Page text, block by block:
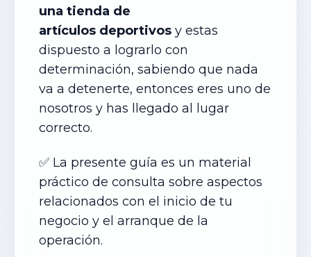
una tienda de
artículos deportivos y estas
dispuesto a lograrlo con
determinación, sabiendo que nada
va a detenerte, entonces eres uno de
nosotros y has llegado al lugar
correcto.
✅ La presente guía es un material
práctico de consulta sobre aspectos
relacionados con el inicio de tu
negocio y el arranque de la
operación.